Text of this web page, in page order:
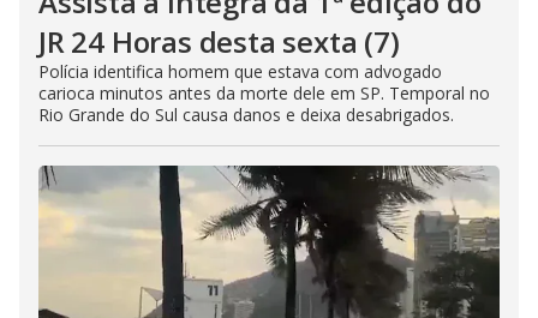
JR 24 Horas desta sexta (7)
Polícia identifica homem que estava com advogado
carioca minutos antes da morte dele em SP. Temporal no
Rio Grande do Sul causa danos e deixa desabrigados.